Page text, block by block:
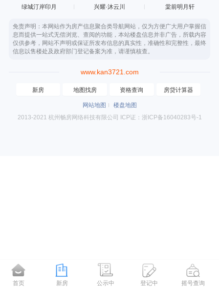
绿城汀岸印月 兴耀·沐云川 棠前明月轩
免责声明：本网站作为房产信息聚合类导航网站，仅为方便广大用户掌握信
息而提供一站式无偿浏览、查阅的功能，本站楼盘信息并非广告，所载内容
仅供参考，网站不声明或保证所发布信息的真实性，准确性和完整性，最终
信息以售楼处及政府部门登记备案为准，请谨慎核查。
www.kan3721.com
新房 地图找房 资格查询 房贷计算器
网站地图
楼盘地图
2013-2021 杭州畅房网络科技有限公司 ICP证：浙ICP备16040283号-1
首页 新房 公示中 登记中 摇号查询